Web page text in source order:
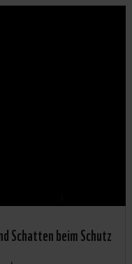
Schatten beim Schutz